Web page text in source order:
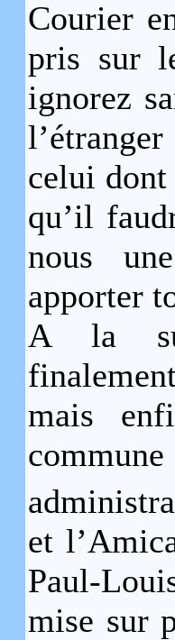
Courier
pris sur
ignorez
celui dont
qu’il
nous
apporter
A la
mais
et
Paul-
mise sur